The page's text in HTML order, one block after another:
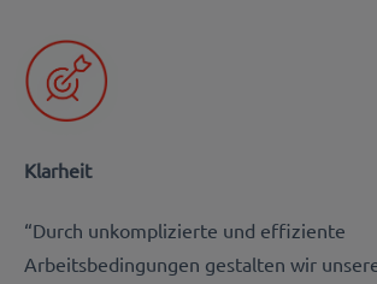
Klarheit
“Durch unkomplizierte und effiziente
Arbeitsbedingungen gestalten wir